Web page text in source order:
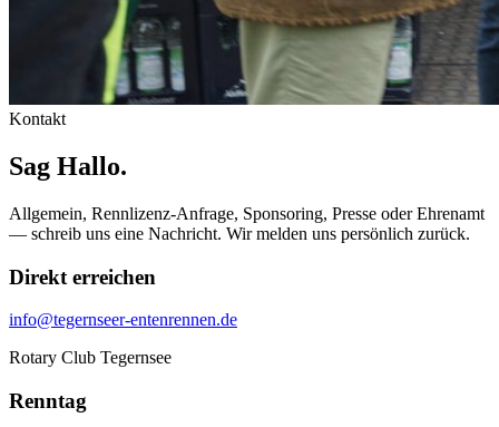
Kontakt
Sag Hallo.
Allgemein, Rennlizenz-Anfrage, Sponsoring, Presse oder Ehrenamt
— schreib uns eine Nachricht. Wir melden uns persönlich zurück.
Direkt erreichen
info@tegernseer-entenrennen.de
Rotary Club Tegernsee
Renntag